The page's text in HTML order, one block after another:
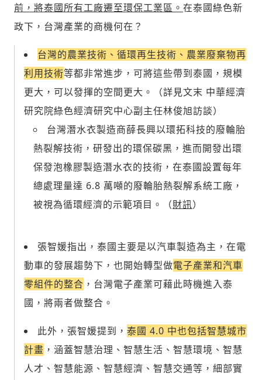
前，將泰國所有工廠遷至環保工業區。 在泰國綠色新
政下，台灣產業的商機何在？
台灣的農業技術、循環再生技術、農業廢棄物再
利用技術等都非常進步，可將這些帶到泰國，規模
更大，可以發揮的空間更大。（詳見文末 中華經濟
研究院綠色經濟研究中心副主任林俊旭訪談）
台灣潛水衣製造商薛長興以環拓科技的廢輪胎
熱裂解技術，研發出的環保碳黑，進而開發出環
保發泡橡膠製造潛水衣的技術，在泰國設置每年
總處理量達 6.8 萬噸的廢輪胎熱裂解系統工廠，
被視為循環經濟的示範項目。（財訊）
張智媛指出，泰國主要是以汽車製造為主，在電
動車的發展趨勢下，也開始轉型做電子產業和汽車
零組件的整合 ，台灣電子產業可藉此時機進入泰
國，將兩者做整合。
此外，張智媛提到， 泰國 4.0 中也包括智慧城市
計畫 ，涵蓋智慧治理、智慧生活、智慧環境、智慧
人才、智慧能源、智慧經濟、智慧交通等，細部實